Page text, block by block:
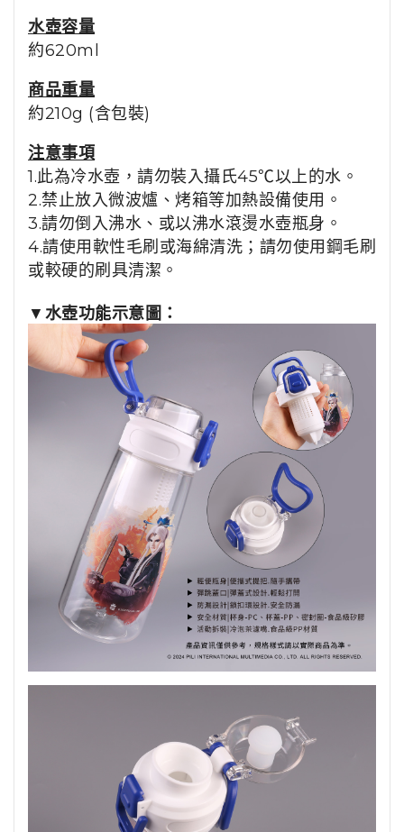
水壺容量
約620ml
商品重量
約210g (含包裝)
注意事項
1.此為冷水壺，請勿裝入攝氏45℃以上的水。
2.禁止放入微波爐、烤箱等加熱設備使用。
3.請勿倒入沸水、或以沸水滾燙水壺瓶身。
4.請使用軟性毛刷或海綿清洗；請勿使用鋼毛刷
或較硬的刷具清潔。
▼ 水壺功能示意圖：